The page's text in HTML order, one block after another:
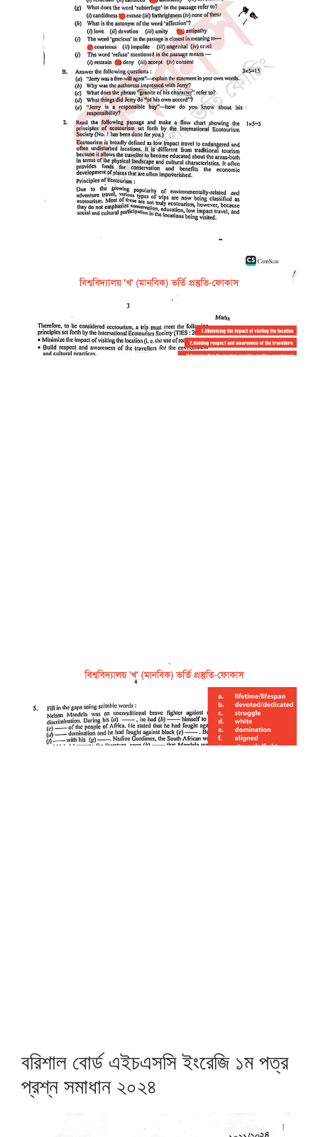
বরিশাল বোর্ড এইচএসসি ইংরেজি ১ম পত্র
প্রশ্ন সমাধান ২০২৪